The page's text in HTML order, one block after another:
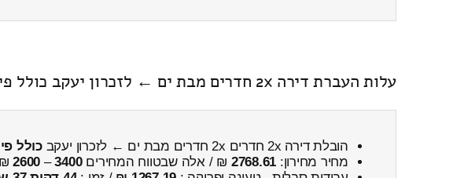
עלות העברת דירה 2x חדרים מבת ים ← לזכרון יעקב כולל פירוק והרכבה
הובלת דירה 2x חדרים 2x חדרים מבת ים ← לזכרון יעקב
כולל
מחיר מחירון: 2768.61 ₪ / אלה שבטווח המחירים3400
–
2600
₪